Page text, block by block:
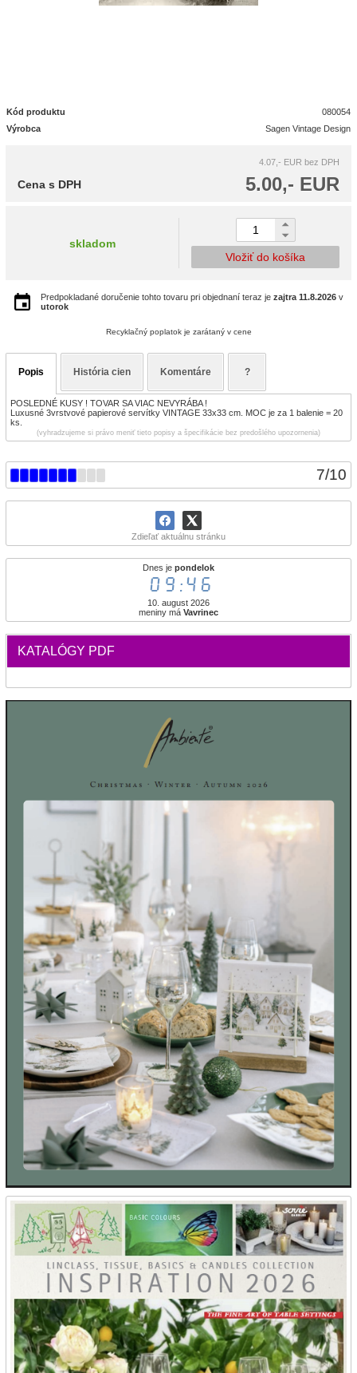
7/10
Zdieľať aktuálnu stránku
Dnes je pondelok
09:46
10. august 2026
meniny má Vavrinec
KATALÓGY PDF
Kód produktu
080054
Výrobca
Sagen Vintage Design
4.07,- EUR bez DPH
5.00,- EUR
Cena s DPH
skladom
Vložiť do košíka
Predpokladané doručenie tohto tovaru pri objednaní teraz je zajtra 11.8.2026 v
utorok
Recyklačný poplatok je zarátaný v cene
Popis História cien Komentáre ?
POSLEDNÉ KUSY ! TOVAR SA VIAC NEVYRÁBA !
Luxusné 3vrstvové papierové servítky VINTAGE 33x33 cm. MOC je za 1 balenie = 20
ks.
(vyhradzujeme si právo meniť tieto popisy a špecifikácie bez predošlého upozornenia)